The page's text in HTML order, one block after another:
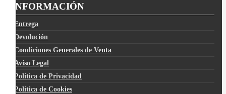
INFORMACIÓN
Entrega
Devolución
Condiciones Generales de Venta
Avíso Legal
Política de Privacidad
Política de Cookies